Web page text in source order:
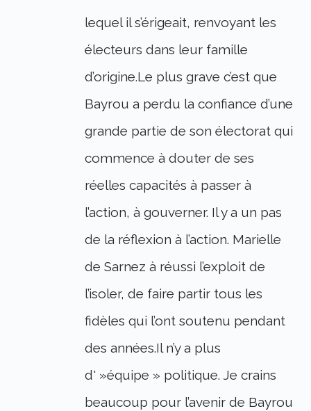
lequel il s’érigeait, renvoyant les
électeurs dans leur famille
d’origine.Le plus grave c’est que
Bayrou a perdu la confiance d’une
grande partie de son électorat qui
commence à douter de ses
réelles capacités à passer à
l’action, à gouverner. Il y a un pas
de la réflexion à l’action. Marielle
de Sarnez à réussi l’exploit de
l’isoler, de faire partir tous les
fidèles qui l’ont soutenu pendant
des années.Il n’y a plus
d' »équipe » politique. Je crains
beaucoup pour l’avenir de Bayrou